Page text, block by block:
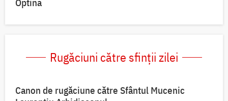
Optina
Rugăciuni către sfinții zilei
Canon de rugăciune către Sfântul Mucenic